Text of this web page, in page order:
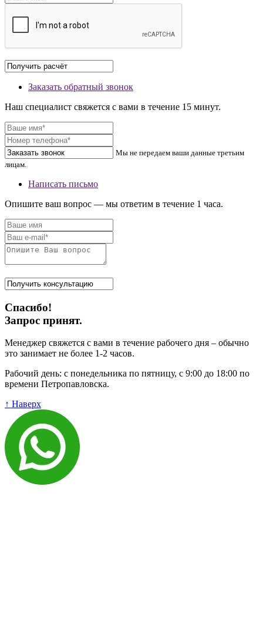
Заказать обратный звонок
Наш специалист свяжется с вами в течение 15 минут.
Мы не передаем ваши данные третьим
лицам.
Написать письмо
Опишите ваш вопрос — мы ответим в течение 1 часа.
Спасибо!
Запрос принят.
Менеджер свяжется с вами в течение рабочего дня – обычно
это занимает не более 1-2 часов.
Рабочий день: с понедельника по пятницу, с 9:00 до 18:00 по
времени Петропавловска.
↑ Наверх